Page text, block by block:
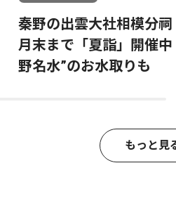
秦野の出雲大社相模分
月末まで「夏詣」開催
野名水”のお水取りも
もっと見